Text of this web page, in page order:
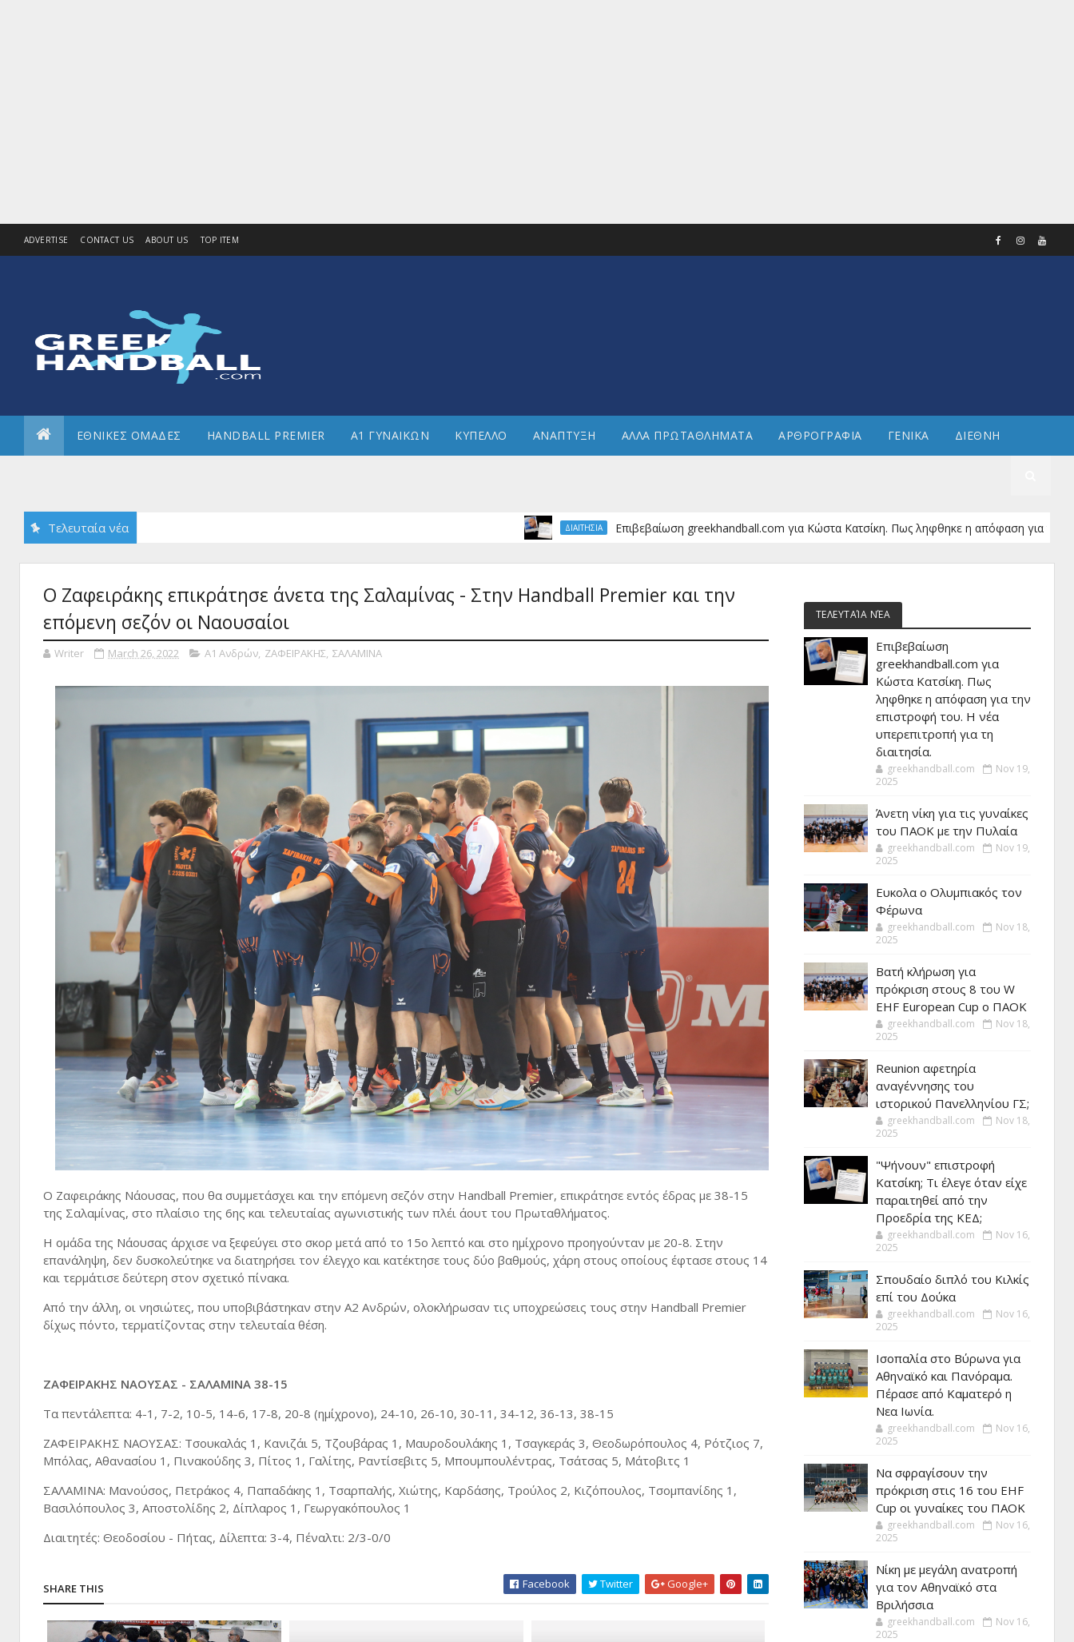
ADVERTISE CONTACT US ABOUT US TOP ITEM
ΕΘΝΙΚΕΣ ΟΜΑΔΕΣ HANDBALL PREMIER Α1 ΓΥΝΑΙΚΩΝ ΚΥΠΕΛΛΟ ΑΝΑΠΤΥΞΗ ΑΛΛΑ ΠΡΩΤΑΘΛΗΜΑΤΑ ΑΡΘΡΟΓΡΑΦΙΑ ΓΕΝΙΚΑ ΔΙΕΘΝΗ
Τελευταία νέα ΔΙΑΙΤΗΣΙΑ Επιβεβαίωση greekhandball.com για Κώστα Κατσίκη. Πως ληφθηκε η απόφαση για την
Ο Ζαφειράκης επικράτησε άνετα της Σαλαμίνας - Στην Handball Premier και την
επόμενη σεζόν οι Ναουσαίοι
Writer March 26, 2022 Α1 Ανδρών, ΖΑΦΕΙΡΑΚΗΣ, ΣΑΛΑΜΙΝΑ
Ο Ζαφειράκης Νάουσας, που θα συμμετάσχει και την επόμενη σεζόν στην Handball Premier, επικράτησε εντός έδρας με 38-15
της Σαλαμίνας, στο πλαίσιο της 6ης και τελευταίας αγωνιστικής των πλέι άουτ του Πρωταθλήματος.
Η ομάδα της Νάουσας άρχισε να ξεφεύγει στο σκορ μετά από το 15ο λεπτό και στο ημίχρονο προηγούνταν με 20-8. Στην
επανάληψη, δεν δυσκολεύτηκε να διατηρήσει τον έλεγχο και κατέκτησε τους δύο βαθμούς, χάρη στους οποίους έφτασε στους 14
και τερμάτισε δεύτερη στον σχετικό πίνακα.
Από την άλλη, οι νησιώτες, που υποβιβάστηκαν στην Α2 Ανδρών, ολοκλήρωσαν τις υποχρεώσεις τους στην Handball Premier
δίχως πόντο, τερματίζοντας στην τελευταία θέση.
ΖΑΦΕΙΡΑΚΗΣ ΝΑΟΥΣΑΣ - ΣΑΛΑΜΙΝΑ 38-15
Τα πεντάλεπτα: 4-1, 7-2, 10-5, 14-6, 17-8, 20-8 (ημίχρονο), 24-10, 26-10, 30-11, 34-12, 36-13, 38-15
ΖΑΦΕΙΡΑΚΗΣ ΝΑΟΥΣΑΣ: Τσουκαλάς 1, Κανιζάι 5, Τζουβάρας 1, Μαυροδουλάκης 1, Τσαγκεράς 3, Θεοδωρόπουλος 4, Ρότζιος 7,
Μπόλας, Αθανασίου 1, Πινακούδης 3, Πίτος 1, Γαλίτης, Ραντίσεβιτς 5, Μπουμπουλέντρας, Τσάτσας 5, Μάτοβιτς 1
ΣΑΛΑΜΙΝΑ: Μανούσος, Πετράκος 4, Παπαδάκης 1, Τσαρπαλής, Χιώτης, Καρδάσης, Τρούλος 2, Κιζόπουλος, Τσομπανίδης 1,
Βασιλόπουλος 3, Αποστολίδης 2, Δίπλαρος 1, Γεωργακόπουλος 1
Διαιτητές: Θεοδοσίου - Πήτας, Δίλεπτα: 3-4, Πέναλτι: 2/3-0/0
SHARE THIS Facebook Twitter Google+
ΤΕΛΕΥΤΑΊΑ ΝΈΑ
Επιβεβαίωση
greekhandball.com για
Κώστα Κατσίκη. Πως
ληφθηκε η απόφαση για την
επιστροφή του. Η νέα
υπερεπιτροπή για τη
διαιτησία.
greekhandball.com
Nov 19,
2025
Άνετη νίκη για τις γυναίκες
του ΠΑΟΚ με την Πυλαία
greekhandball.com
Nov 19,
2025
Ευκολα ο Ολυμπιακός τον
Φέρωνα
greekhandball.com
Nov 18,
2025
Βατή κλήρωση για
πρόκριση στους 8 του W
EHF European Cup ο ΠΑΟΚ
greekhandball.com
Nov 18,
2025
Reunion αφετηρία
αναγέννησης του
ιστορικού Πανελληνίου ΓΣ;
greekhandball.com
Nov 18,
2025
"Ψήνουν" επιστροφή
Κατσίκη; Τι έλεγε όταν είχε
παραιτηθεί από την
Προεδρία της ΚΕΔ;
greekhandball.com
Nov 16,
2025
Σπουδαίο διπλό του Κιλκίς
επί του Δούκα
greekhandball.com
Nov 16,
2025
Ισοπαλία στο Βύρωνα για
Αθηναϊκό και Πανόραμα.
Πέρασε από Καματερό η
Νεα Ιωνία.
greekhandball.com
Nov 16,
2025
Να σφραγίσουν την
πρόκριση στις 16 του EHF
Cup οι γυναίκες του ΠΑΟΚ
greekhandball.com
Nov 16,
2025
Νίκη με μεγάλη ανατροπή
για τον Αθηναϊκό στα
Βριλήσσια
greekhandball.com
Nov 16,
2025